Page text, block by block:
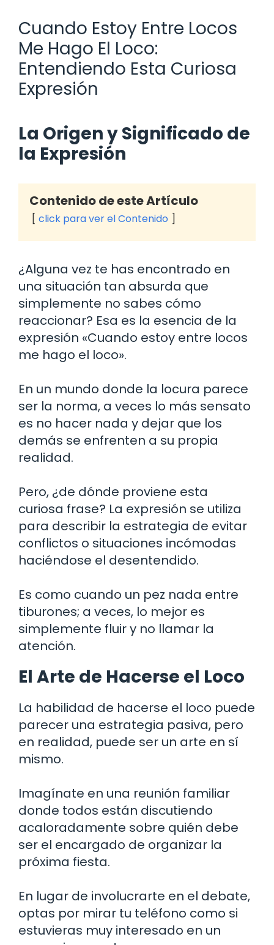
Cuando Estoy Entre Locos
Me Hago El Loco:
Entendiendo Esta Curiosa
Expresión
La Origen y Significado de
la Expresión
Contenido de este Artículo
click para ver el Contenido
¿Alguna vez te has encontrado en
una situación tan absurda que
simplemente no sabes cómo
reaccionar? Esa es la esencia de la
expresión «Cuando estoy entre locos
me hago el loco».
En un mundo donde la locura parece
ser la norma, a veces lo más sensato
es no hacer nada y dejar que los
demás se enfrenten a su propia
realidad.
Pero, ¿de dónde proviene esta
curiosa frase? La expresión se utiliza
para describir la estrategia de evitar
conflictos o situaciones incómodas
haciéndose el desentendido.
Es como cuando un pez nada entre
tiburones; a veces, lo mejor es
simplemente fluir y no llamar la
atención.
El Arte de Hacerse el Loco
La habilidad de hacerse el loco puede
parecer una estrategia pasiva, pero
en realidad, puede ser un arte en sí
mismo.
Imagínate en una reunión familiar
donde todos están discutiendo
acaloradamente sobre quién debe
ser el encargado de organizar la
próxima fiesta.
En lugar de involucrarte en el debate,
optas por mirar tu teléfono como si
estuvieras muy interesado en un